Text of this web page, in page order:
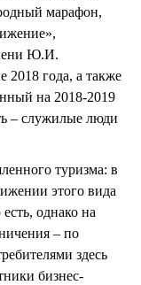
марафон,
Ю.И.
2018 года, а также
на 2018-2019
– служилые люди
туризма: в
этого вида
однако на
– по
здесь
бизнес-